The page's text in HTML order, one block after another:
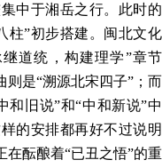
中于湘岳之行。此时的
柱”初步搭建。闽北文化
道统，构建理学”章节
则是“溯源北宋四子”；而
和旧说”和“中和新说”中
的安排都再好不过说明
在酝酿着“已丑之悟”的重